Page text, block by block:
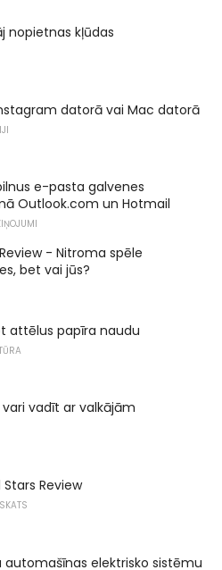
nopietnas kļūdas
datorā vai Mac datorā
e-pasta galvenes
Outlook.com un Hotmail
- Nitroma spēle
bet vai jūs?
attēlus papīra naudu
vari vadīt ar valkājām
Review
automašīnas elektrisko sistēmu